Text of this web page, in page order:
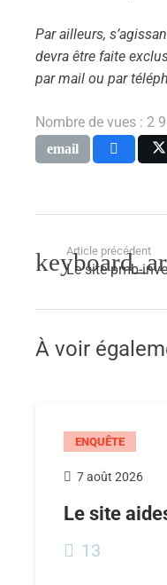
Par ailleurs,
devra être faite
par mail ou par
Nombre de vues : 2
Article précédent
Le site pmb-
À voir
ENQUÊTE
7 août 2026
Le site
13